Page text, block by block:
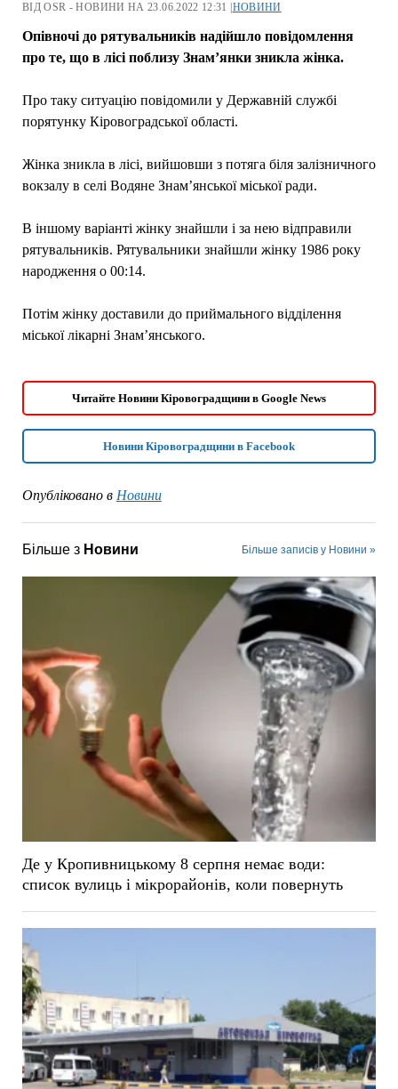
ВІД OSR - НОВИНИ НА 23.06.2022 12:31 |НОВИНИ
Опівночі до рятувальників надійшло повідомлення
про те, що в лісі поблизу Знам’янки зникла жінка.
Про таку ситуацію повідомили у Державній службі
порятунку Кіровоградської області.
Жінка зникла в лісі, вийшовши з потяга біля залізничного
вокзалу в селі Водяне Знам’янської міської ради.
В іншому варіанті жінку знайшли і за нею відправили
рятувальників. Рятувальники знайшли жінку 1986 року
народження о 00:14.
Потім жінку доставили до приймального відділення
міської лікарні Знам’янського.
Читайте Новини Кіровоградщини в Google News
Новини Кіровоградщини в Facebook
Опубліковано в Новини
Більше з Новини Більше записів у Новини »
Де у Кропивницькому 8 серпня немає води:
список вулиць і мікрорайонів, коли повернуть